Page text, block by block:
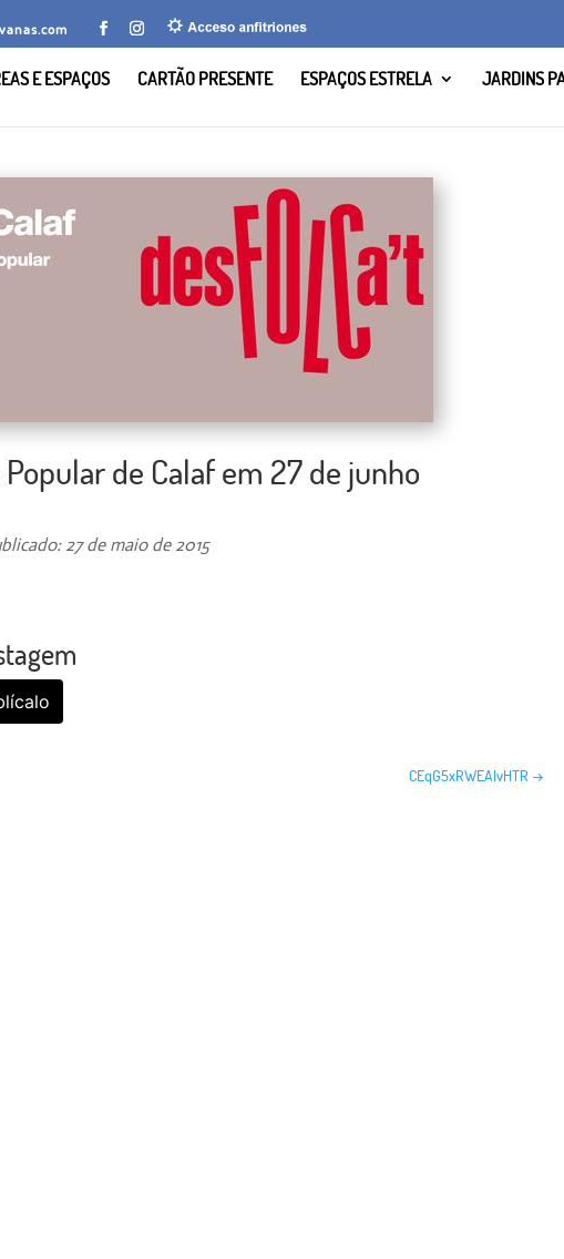
E ESPAÇOS CARTÃO PRESENTE ESPAÇOS ESTRELA JARDINS
de Calaf em 27 de junho
27 de maio de 2015
CEqG5xRWEAIvHTR →